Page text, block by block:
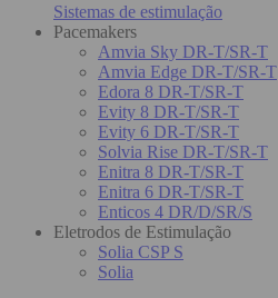
Sistemas de estimulação
Pacemakers
Amvia Sky DR-T/SR-T
Amvia Edge DR-T/SR-T
Edora 8 DR-T/SR-T
Evity 8 DR-T/SR-T
Evity 6 DR-T/SR-T
Solvia Rise DR-T/SR-T
Enitra 8 DR-T/SR-T
Enitra 6 DR-T/SR-T
Enticos 4 DR/D/SR/S
Eletrodos de Estimulação
Solia CSP S
Solia